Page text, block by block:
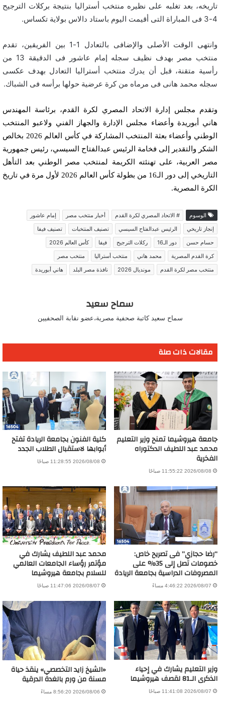
تاريخه، بعد تغلبه على نظيره منتخب أستراليا بنتيجة بركلات الترجيح
4-3 فى المباراة التى أقيمت اليوم باستاد دالاس بولاية تكساس.
وانتهى الوقت الأصلى والإضافى بالتعادل 1-1 بين الفريقين، تقدم
منتخب مصر بهدف نظيف سجله إمام عاشور فى الدقيقة 13 من
رأسية متقنة، قبل أن يدرك منتخب أستراليا التعادل بهدف عكسى
سجله محمد هانى فى مرماه من كرة عرضية حولها برأسه فى الشباك.
وتقدم مجلس إدارة الاتحاد المصري لكرة القدم، برئاسة المهندس
هاني أبوريدة وأعضاء مجلس الإدارة والجهاز الفني ولاعبو المنتخب
الوطني وأعضاء بعثة المنتخب المشاركة في كأس العالم 2026 بخالص
الشكر والتقدير إلى فخامة الرئيس عبدالفتاح السيسي، رئيس جمهورية
مصر العربية، على تهنئته الكريمة لمنتخب مصر الوطني بعد التأهل
التاريخي إلى دور الـ16 من بطولة كأس العالم 2026 لأول مرة في تاريخ
الكرة المصرية.
الوسوم # الاتحاد المصري لكرة القدم أخبار منتخب مصر
إمام عاشور
إنجاز تاريخي
الرئيس عبدالفتاح السيسي تصنيف المنتخبات
تصنيف فيفا
حسام حسن
دور الـ16 ركلات الترجيح فيفا
كأس العالم 2026
كرة القدم المصرية
محمد هاني منتخب أستراليا
منتخب مصر
منتخب مصر لكرة القدم
مونديال 2026 نافذة مصر البلد هاني أبوريدة
سماح سعيد
سماح سعيد كاتبة صحفية مصرية،عضو نقابة الصحفيين
مقالات ذات صلة
جامعة هيروشيما تمنح وزير التعليم
محمد عبد اللطيف الدكتوراه
الفخرية
2026/08/08 11:55:22 صباحًا
كلية الفنون بجامعة الريادة تفتح
أبوابها لاستقبال الطلاب الجدد
2026/08/08 11:28:55 صباحًا
“رضا حجازي” فى تصريح خاص:
خصومات تصل إلى 35% على
المصروفات الدراسية بجامعة الريادة
2026/08/07 4:46:22 مساءً
محمد عبد اللطيف يشارك في
مؤتمر رؤساء الجامعات العالمي
للسلام بجامعة هيروشيما
2026/08/07 11:47:06 صباحًا
وزير التعليم يشارك في إحياء
الذكرى الـ81 لقصف هيروشيما
2026/08/07 11:41:08 صباحًا
«الشيخ زايد التخصصي» ينقذ حياة
مسنة من ورم بالغدة الدرقية
2026/08/06 8:56:20 مساءً